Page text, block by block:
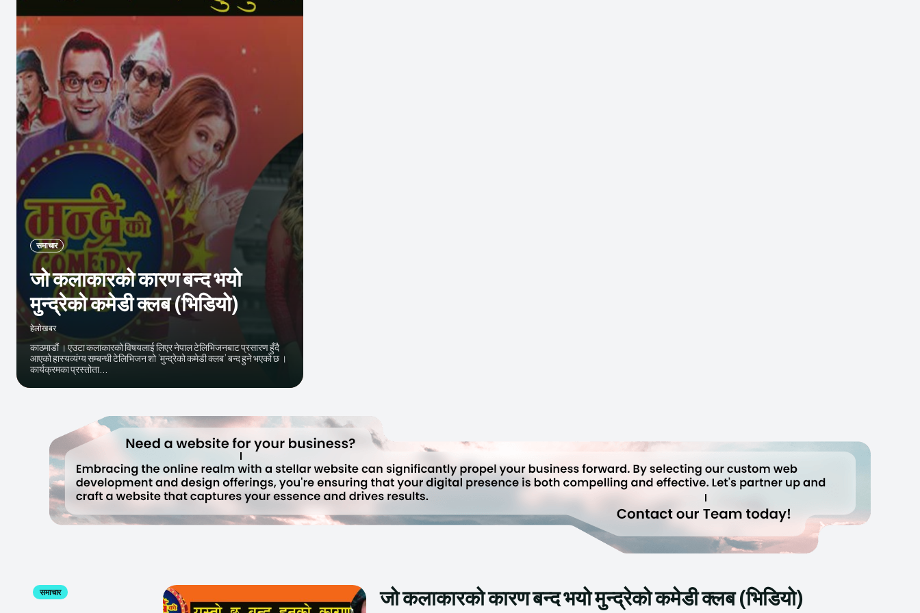
समाचार
जो कलाकारको कारण बन्द भयो
मुन्द्रेको कमेडी क्लब (भिडियो)
हेलाेखबर
काठमाडौं । एउटा कलाकारको विषयलाई लिएर नेपाल टेलिभिजनबाट प्रसारण हुँदै
आएको हास्यव्यंग्य सम्बन्धी टेलिभिजन शो ’मुन्द्रेको कमेडी क्लब’ बन्द हुने भएको छ ।
कार्यक्रमका प्रस्तोता...
समाचार जो कलाकारको कारण बन्द भयो मुन्द्रेको कमेडी क्लब (भिडियो)